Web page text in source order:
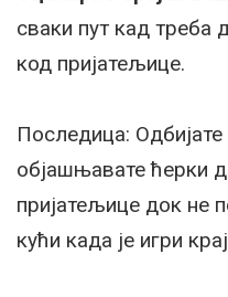
сваки пут кад треба
код пријатељице.
Последица:
објашњавате ћерки
пријатељице док не
кући када је игри